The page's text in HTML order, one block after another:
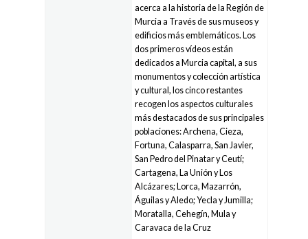
acerca a la historia de la Región de
Murcia a Través de sus museos y
edificios más emblemáticos. Los
dos primeros vídeos están
dedicados a Murcia capital, a sus
monumentos y colección artística
y cultural, los cinco restantes
recogen los aspectos culturales
más destacados de sus principales
poblaciones: Archena, Cieza,
Fortuna, Calasparra, San Javier,
San Pedro del Pinatar y Ceutí;
Cartagena, La Unión y Los
Alcázares; Lorca, Mazarrón,
Águilas y Aledo; Yecla y Jumilla;
Moratalla, Cehegín, Mula y
Caravaca de la Cruz